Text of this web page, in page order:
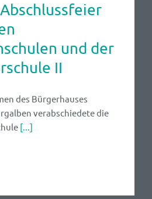
und der
II
des Bürgerhauses
verabschiedete die
[...]